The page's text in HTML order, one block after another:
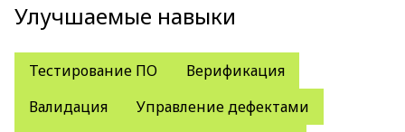
Улучшаемые навыки
Тестирование ПО
Верификация
Валидация
Управление дефектами